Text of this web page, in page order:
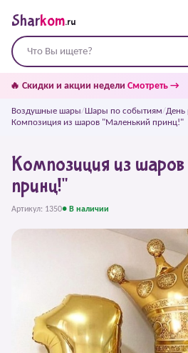
Sharkom.ru
🔥 Скидки и акции недели Смотреть →
Воздушные шары/Шары по событиям/День
Композиция из шаров "Маленький принц!"
Композиция из
принц!"
Артикул: 1350● В наличии